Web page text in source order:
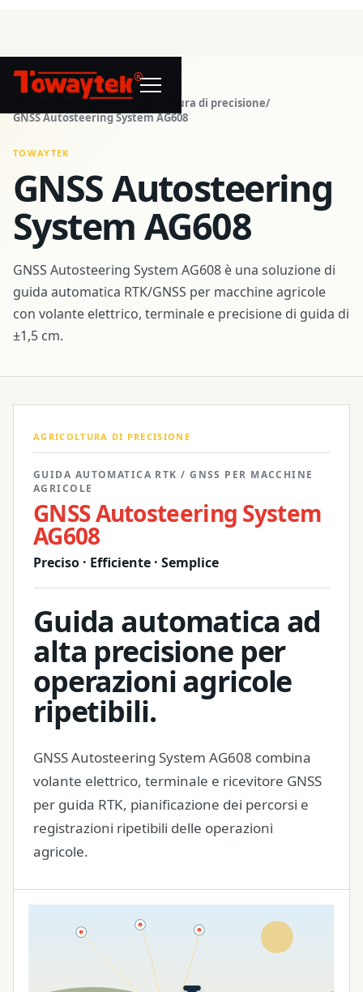
®
Centro prodotti/ Agricoltura di precisione/
GNSS Autosteering System AG608
TOWAYTEK
GNSS Autosteering
System AG608
GNSS Autosteering System AG608 è una soluzione di
guida automatica RTK/GNSS per macchine agricole
con volante elettrico, terminale e precisione di guida di
±1,5 cm.
AGRICOLTURA DI PRECISIONE
GUIDA AUTOMATICA RTK / GNSS PER MACCHINE
AGRICOLE
GNSS Autosteering System
AG608
Preciso · Efficiente · Semplice
Guida automatica ad
alta precisione per
operazioni agricole
ripetibili.
GNSS Autosteering System AG608 combina
volante elettrico, terminale e ricevitore GNSS
per guida RTK, pianificazione dei percorsi e
registrazioni ripetibili delle operazioni
agricole.